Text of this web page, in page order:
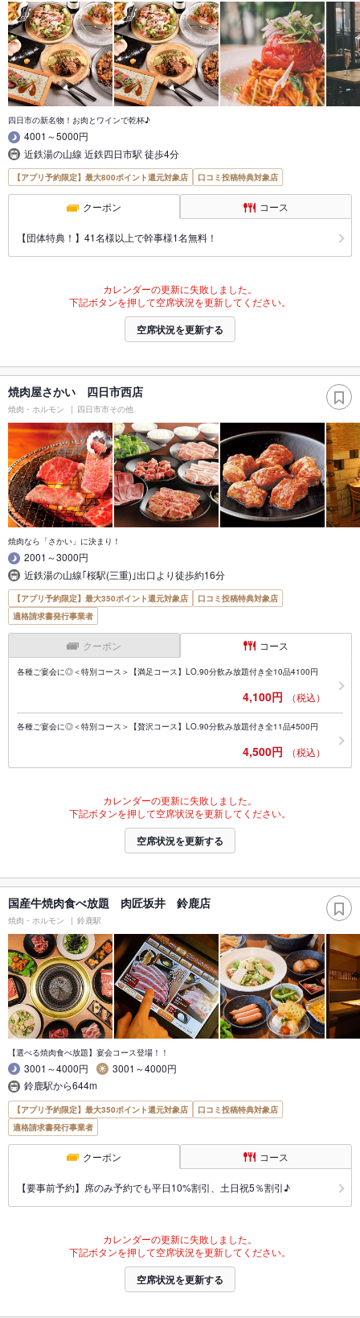
四日市の新名物！お肉とワインで乾杯♪
4001～5000円
近鉄湯の山線 近鉄四日市駅 徒歩4分
【アプリ予約限定】最大800ポイント還元対象店 口コミ投稿特典対象店
クーポン コース
【団体特典！】41名様以上で幹事様1名無料！
カレンダーの更新に失敗しました。
下記ボタンを押して空席状況を更新してください。
空席状況を更新する
焼肉屋さかい 四日市西店
焼肉・ホルモン 四日市市その他
焼肉なら「さかい」に決まり！
2001～3000円
近鉄湯の山線｢桜駅(三重)｣出口より徒歩約16分
【アプリ予約限定】最大350ポイント還元対象店
口コミ投稿特典対象店
適格請求書発行事業者
クーポン コース
各種ご宴会に◎＜特別コース＞【満足コース】LO.90分飲み放題付き全10品4100円
4,100円 （税込）
各種ご宴会に◎＜特別コース＞【贅沢コース】LO.90分飲み放題付き全11品4500円
4,500円 （税込）
カレンダーの更新に失敗しました。
下記ボタンを押して空席状況を更新してください。
空席状況を更新する
国産牛焼肉食べ放題 肉匠坂井 鈴鹿店
焼肉・ホルモン 鈴鹿駅
【選べる焼肉食べ放題】宴会コース登場！！
3001～4000円
3001～4000円
鈴鹿駅から644m
【アプリ予約限定】最大350ポイント還元対象店
口コミ投稿特典対象店
適格請求書発行事業者
クーポン コース
【要事前予約】席のみ予約でも平日10%割引、土日祝5％割引♪
カレンダーの更新に失敗しました。
下記ボタンを押して空席状況を更新してください。
空席状況を更新する